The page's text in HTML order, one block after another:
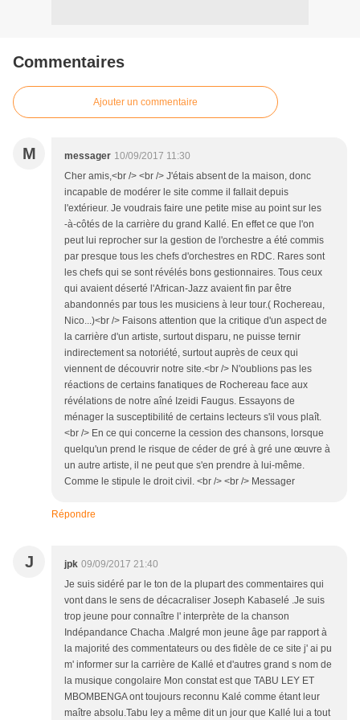
Commentaires
Ajouter un commentaire
M messager 10/09/2017 11:30
Cher amis,<br /> <br /> J'étais absent de la maison, donc
incapable de modérer le site comme il fallait depuis
l'extérieur. Je voudrais faire une petite mise au point sur les
-à-côtés de la carrière du grand Kallé. En effet ce que l'on
peut lui reprocher sur la gestion de l'orchestre a été commis
par presque tous les chefs d'orchestres en RDC. Rares sont
les chefs qui se sont révélés bons gestionnaires. Tous ceux
qui avaient déserté l'African-Jazz avaient fin par être
abandonnés par tous les musiciens à leur tour.( Rochereau,
Nico...)<br /> Faisons attention que la critique d'un aspect de
la carrière d'un artiste, surtout disparu, ne puisse ternir
indirectement sa notoriété, surtout auprès de ceux qui
viennent de découvrir notre site.<br /> N'oublions pas les
réactions de certains fanatiques de Rochereau face aux
révélations de notre aîné Izeidi Faugus. Essayons de
ménager la susceptibilité de certains lecteurs s'il vous plaît.
<br /> En ce qui concerne la cession des chansons, lorsque
quelqu'un prend le risque de céder de gré à gré une œuvre à
un autre artiste, il ne peut que s'en prendre à lui-même.
Comme le stipule le droit civil. <br /> <br /> Messager
Répondre
J jpk 09/09/2017 21:40
Je suis sidéré par le ton de la plupart des commentaires qui
vont dans le sens de décacraliser Joseph Kabaselé .Je suis
trop jeune pour connaître l' interprète de la chanson
Indépandance Chacha .Malgré mon jeune âge par rapport à
la majorité des commentateurs ou des fidèle de ce site j' ai pu
m' informer sur la carrière de Kallé et d'autres grand s nom de
la musique congolaire Mon constat est que TABU LEY ET
MBOMBENGA ont toujours reconnu Kalé comme étant leur
maître absolu.Tabu ley a même dit un jour que Kallé lui a tout